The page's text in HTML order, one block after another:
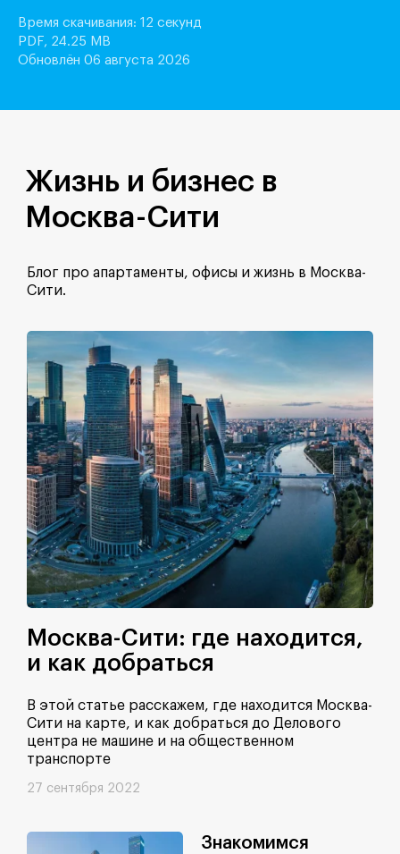
Время скачивания: 12 секунд
PDF, 24.25 MB
Обновлён 06 августа 2026
Жизнь и бизнес в
Москва-Сити
Блог про апартаменты, офисы и жизнь в Москва-
Сити.
Москва-Сити: где находится,
и как добраться
В этой статье расскажем, где находится Москва-
Сити на карте, и как добраться до Делового
центра не машине и на общественном
транспорте
27 сентября 2022
Знакомимся